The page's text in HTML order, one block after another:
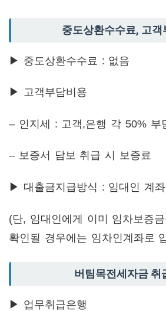
중도상환수수료, 고객
▶ 중도상환수수료 : 없음
▶ 고객부담비용
– 인지세 : 고객,은행 각 50% 부
– 보증서 담보 취급 시 보증료
▶ 대출금지급방식 : 임대인 계
(단, 임대인에게 이미 임차보증
확인될 경우에는 임차인계좌로
버팀목전세자금 취
▶ 업무취급은행